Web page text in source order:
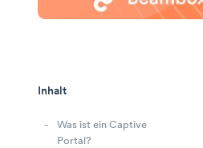
Inhalt
Was ist ein Captive
Portal?